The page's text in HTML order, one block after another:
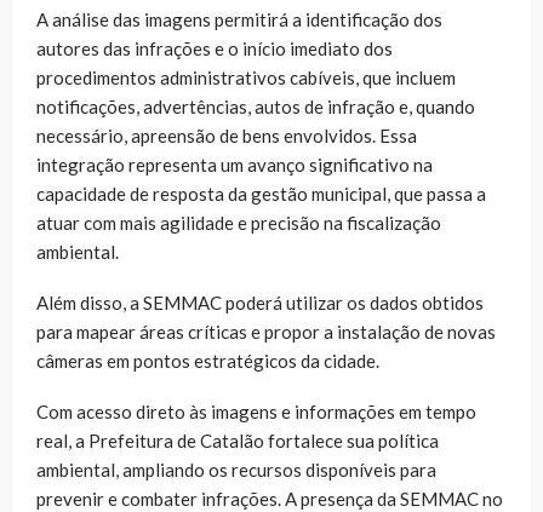
A análise das imagens permitirá a identificação dos
autores das infrações e o início imediato dos
procedimentos administrativos cabíveis, que incluem
notificações, advertências, autos de infração e, quando
necessário, apreensão de bens envolvidos. Essa
integração representa um avanço significativo na
capacidade de resposta da gestão municipal, que passa a
atuar com mais agilidade e precisão na fiscalização
ambiental.
Além disso, a SEMMAC poderá utilizar os dados obtidos
para mapear áreas críticas e propor a instalação de novas
câmeras em pontos estratégicos da cidade.
Com acesso direto às imagens e informações em tempo
real, a Prefeitura de Catalão fortalece sua política
ambiental, ampliando os recursos disponíveis para
prevenir e combater infrações. A presença da SEMMAC no